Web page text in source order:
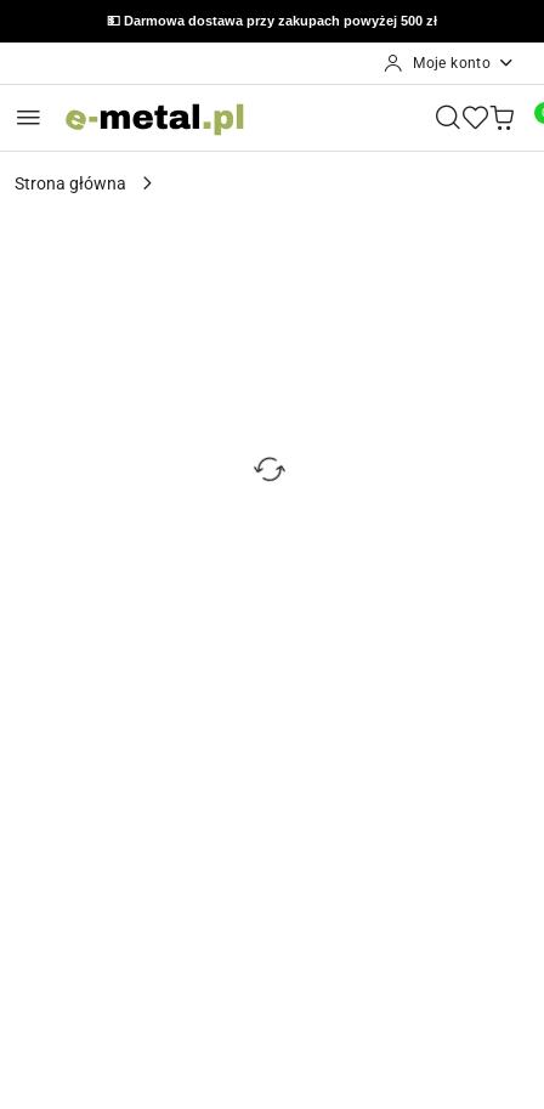
💵 Darmowa dostawa przy zakupach powyżej 500 zł
Moje konto
Strona główna